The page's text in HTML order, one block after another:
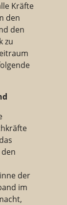
Kräfte
den
den
zu
der
im